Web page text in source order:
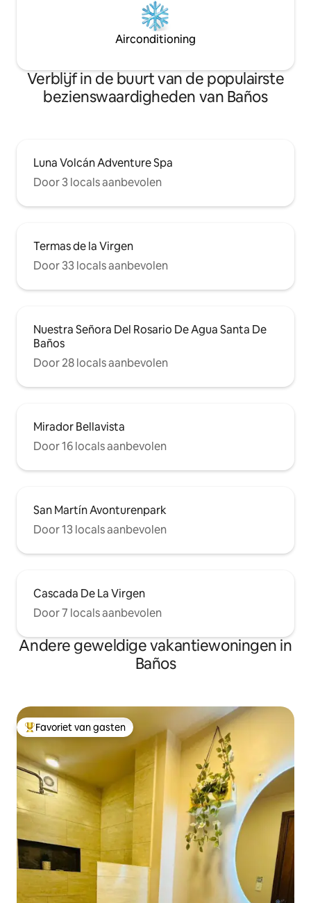
Airconditioning
Verblijf in de buurt van de populairste
bezienswaardigheden van Baños
Luna Volcán Adventure Spa
Door 3 locals aanbevolen
Termas de la Virgen
Door 33 locals aanbevolen
Nuestra Señora Del Rosario De Agua Santa De
Baños
Door 28 locals aanbevolen
Mirador Bellavista
Door 16 locals aanbevolen
San Martín Avonturenpark
Door 13 locals aanbevolen
Cascada De La Virgen
Door 7 locals aanbevolen
Andere geweldige vakantiewoningen in
Baños
Topfavoriet van gasten
Favoriet van gasten